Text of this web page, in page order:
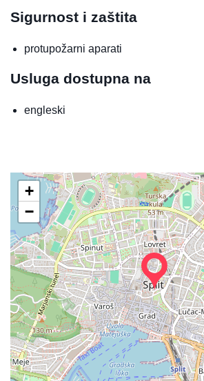
Sigurnost i zaštita
protupožarni aparati
Usluga dostupna na
engleski
+
−